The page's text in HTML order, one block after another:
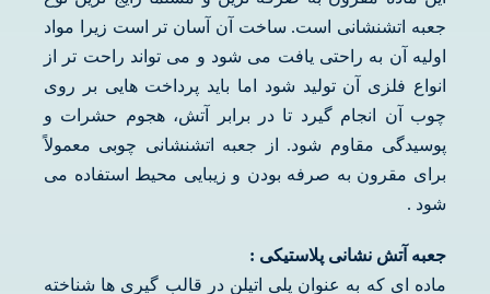
جعبه اتشنشانی است. ساخت آن آسان تر است زیرا مواد
اولیه آن به راحتی یافت می شود و می تواند راحت تر از
انواع فلزی آن تولید شود اما باید پرداخت هایی بر روی
چوب آن انجام گیرد تا در برابر آتش، هجوم حشرات و
پوسیدگی مقاوم شود. از جعبه اتشنشانی چوبی معمولاً
برای مقرون به صرفه بودن و زیبایی محیط استفاده می
شود .
جعبه آتش نشانی پلاستیکی :
ماده ای که به عنوان پلی اتیلن در قالب گیری ها شناخته